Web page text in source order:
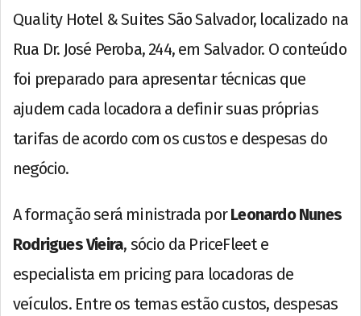
Quality Hotel & Suites São Salvador, localizado na
Rua Dr. José Peroba, 244, em Salvador. O conteúdo
foi preparado para apresentar técnicas que
ajudem cada locadora a definir suas próprias
tarifas de acordo com os custos e despesas do
negócio.
A formação será ministrada porLeonardo Nunes
Rodrigues Vieira, sócio da PriceFleet e
especialista em pricing para locadoras de
veículos. Entre os temas estão custos, despesas